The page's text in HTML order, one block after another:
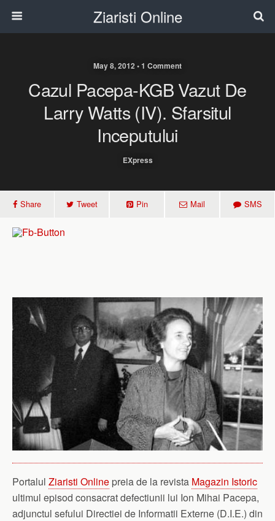
Ziaristi Online
May 8, 2012 • 1 Comment
Cazul Pacepa-KGB Vazut De
Larry Watts (IV). Sfarsitul
Inceputului
EXpress
Share Tweet Pin Mail SMS
Portalul Ziaristi Online preia de la revista Magazin Istoric
ultimul episod consacrat defectiunii lui Ion Mihai Pacepa,
adjunctul sefului Directiei de Informatii Externe (D.I.E.) din